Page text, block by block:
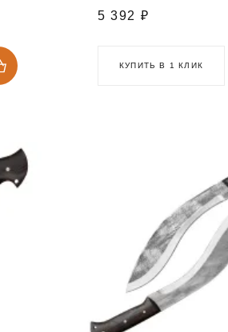
5 392 ₽
КУПИТЬ В 1 КЛИК